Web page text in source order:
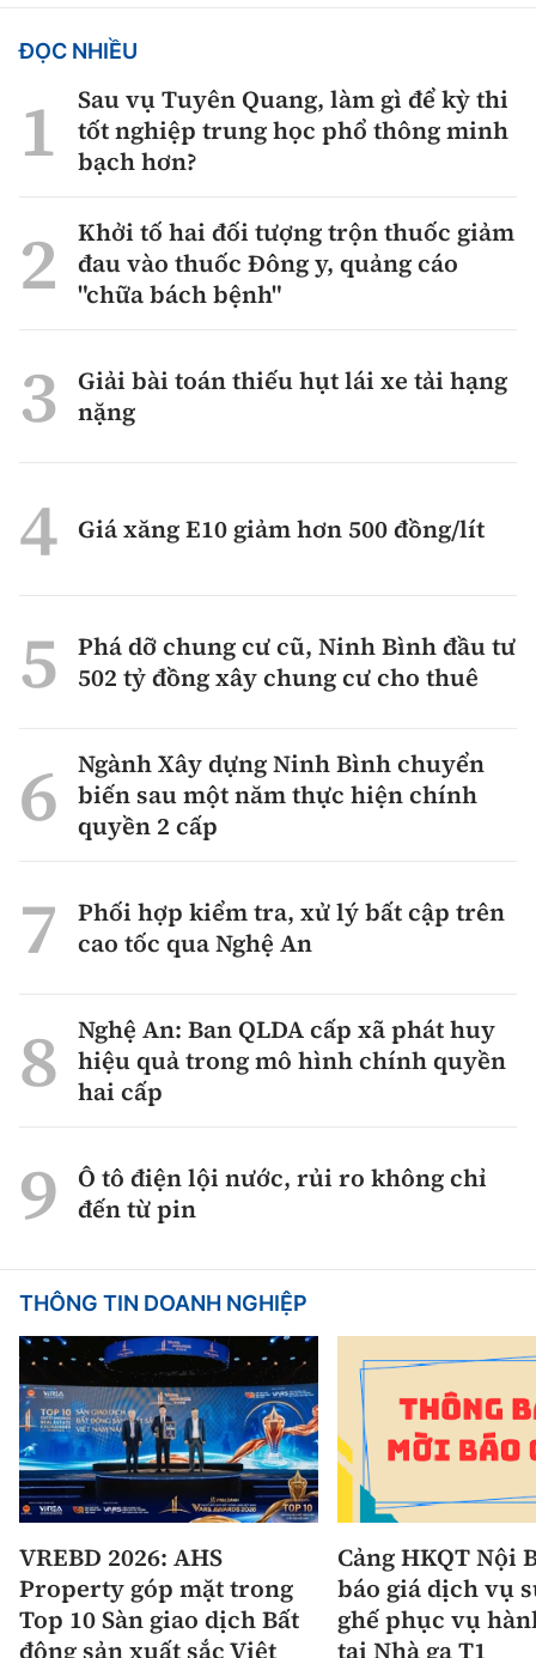
ĐỌC NHIỀU
Sau vụ Tuyên Quang, làm gì để kỳ thi
tốt nghiệp trung học phổ thông minh
bạch hơn?
Khởi tố hai đối tượng trộn thuốc giảm
đau vào thuốc Đông y, quảng cáo
"chữa bách bệnh"
Giải bài toán thiếu hụt lái xe tải hạng
nặng
Giá xăng E10 giảm hơn 500 đồng/lít
Phá dỡ chung cư cũ, Ninh Bình đầu tư
502 tỷ đồng xây chung cư cho thuê
Ngành Xây dựng Ninh Bình chuyển
biến sau một năm thực hiện chính
quyền 2 cấp
Phối hợp kiểm tra, xử lý bất cập trên
cao tốc qua Nghệ An
Nghệ An: Ban QLDA cấp xã phát huy
hiệu quả trong mô hình chính quyền
hai cấp
Ô tô điện lội nước, rủi ro không chỉ
đến từ pin
THÔNG TIN DOANH NGHIỆP
VREBD 2026: AHS
Property góp mặt trong
Top 10 Sàn giao dịch Bất
động sản xuất sắc Việt
Cảng HKQT Nội
báo giá dịch vụ
ghế phục vụ
tại Nhà ga T1